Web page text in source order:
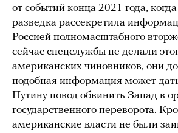
от событий конца 2021 года,
разведка рассекретила
Россией полномасштабного
сейчас спецслужбы не делали
американских чиновников, они
подобная информация может
Путину повод обвинить Запад в
государственного переворота.
американские власти не были